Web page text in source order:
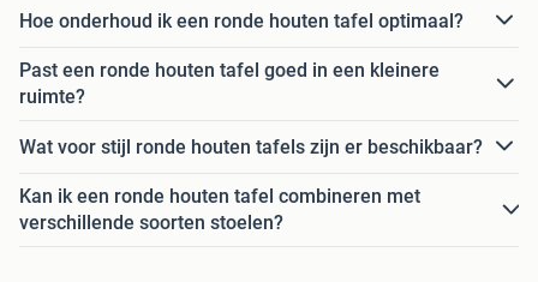
Hoe onderhoud ik een ronde houten tafel optimaal?
Past een ronde houten tafel goed in een kleinere
ruimte?
Wat voor stijl ronde houten tafels zijn er beschikbaar?
Kan ik een ronde houten tafel combineren met
verschillende soorten stoelen?